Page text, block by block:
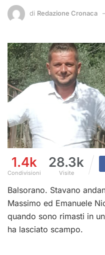
di Redazione Cronaca
1.4k
Condivisioni
28.3k
Visite
Balsorano. Stavano
Massimo ed Emanuele
quando sono rimasti in
ha lasciato scampo.